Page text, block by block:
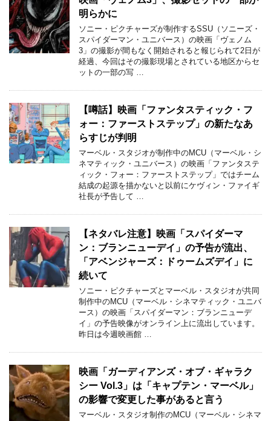
明らかに
ソニー・ピクチャーズが制作するSSU（ソニーズ・
スパイダーマン・ユニバース）の映画「ヴェノム
3」の撮影が間もなく開始されると報じられて2日が
経過、今回はその撮影現場とされている地区からセ
ットの一部の写 …
【噂話】映画「ファンタスティック・フ
ォー：ファーストステップ」の新たなあ
らすじが判明
マーベル・スタジオが制作中のMCU（マーベル・シ
ネマティック・ユニバース）の映画「ファンタステ
ィック・フォー：ファーストステップ」ではチーム
結成の起源を描かないと以前にケヴィン・ファイギ
社長が予告して …
【ネタバレ注意】映画「スパイダーマ
ン：ブランニューデイ」の予告が流出、
「アベンジャーズ：ドゥームズデイ」に
続いて
ソニー・ピクチャーズとマーベル・スタジオが共同
制作中のMCU（マーベル・シネマティック・ユニバ
ース）の映画「スパイダーマン：ブランニューデ
イ」の予告映像がオンライン上に流出しています。
昨日は今週映画館 …
映画「ガーディアンズ・オブ・ギャラク
シー Vol.3」は「キャプテン・マーベル」
の影響で変更した事があると言う
マーベル・スタジオ制作のMCU（マーベル・シネマ